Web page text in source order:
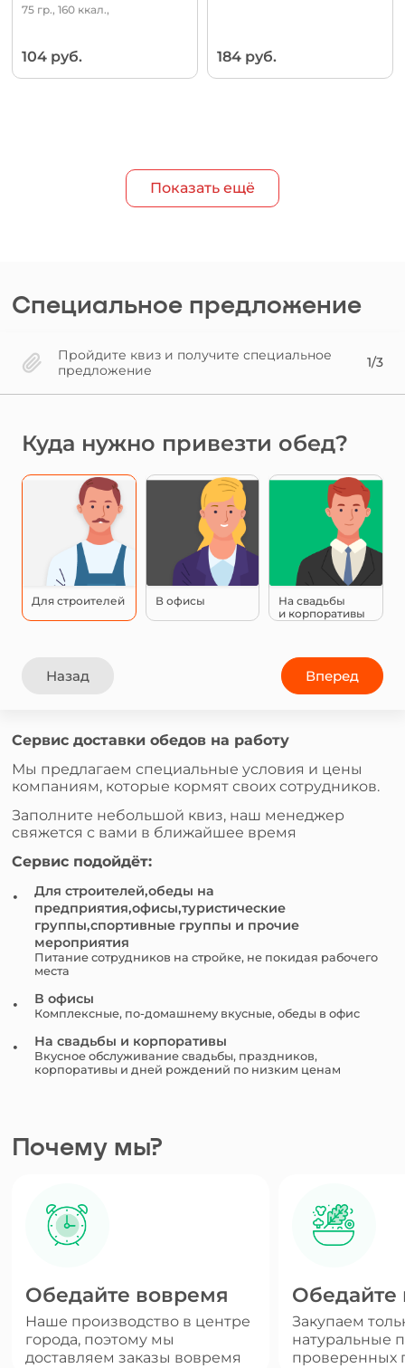
75 гр., 160 ккал.,
104 руб. 184 руб.
Показать ещё
Специальное предложение
Пройдите квиз и получите специальное
предложение
1/3
Куда нужно привезти обед?
Для строителей В офисы
На свадьбы
и корпоративы
Назад Вперед
Сервис доставки обедов на работу
Мы предлагаем специальные условия и цены
компаниям, которые кормят своих сотрудников.
Заполните небольшой квиз, наш менеджер
свяжется с вами в ближайшее время
Сервис подойдёт:
Для строителей,обеды на
предприятия,офисы,туристические
группы,спортивные группы и прочие
мероприятия
Питание сотрудников на стройке, не покидая рабочего
места
В офисы
Комплексные, по-домашнему вкусные, обеды в офис
На свадьбы и корпоративы
Вкусное обслуживание свадьбы, праздников,
корпоративы и дней рождений по низким ценам
Почему мы?
Обедайте вовремя
Наше производство в центре
города, поэтому мы
доставляем заказы вовремя
Обедайте
Закупаем
натуральные
проверенных